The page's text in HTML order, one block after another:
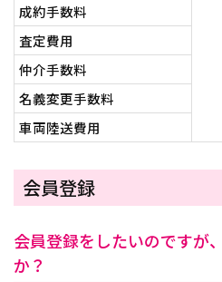
成約手数料
査定費用
仲介手数料
名義変更手数料
車両陸送費用
会員登録
会員登録をしたいのですが
か？